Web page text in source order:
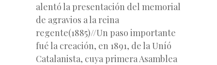
alentó la presentación del memorial
de agravios a la reina
regente(1885)//Un paso importante
fué la creación, en 1891, de laUníó
Catalanista, cuya primera Asamblea